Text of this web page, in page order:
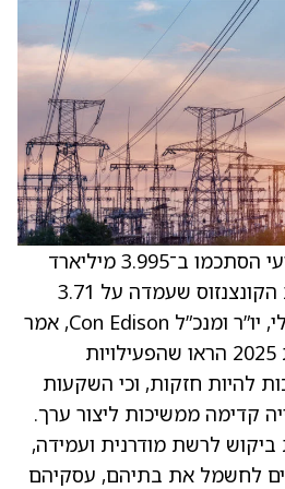
. ההכנסות ברבעון הרביעי הסתכמו ב־3.995 מיליארד
דולר, גם כן מעל תחזית הקונצנזוס שעמדה על 3.71
מיליארד דולר. . טים קולי, יו”ר ומנכ”ל Con Edison, אמר
כי ביצועי החברה בשנת 2025 הראו שהפעילויות
להיות חזקות, וכי השקעות
קדימה ממשיכות ליצור ערך.
ביקוש לרשת מודרנית ועמידה,
לחשמל את בתיהם, עסקיהם